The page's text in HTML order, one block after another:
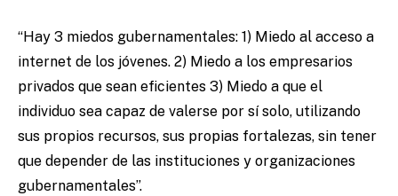
“Hay 3 miedos gubernamentales: 1) Miedo al acceso a
internet de los jóvenes. 2) Miedo a los empresarios
privados que sean eficientes 3) Miedo a que el
individuo sea capaz de valerse por sí solo, utilizando
sus propios recursos, sus propias fortalezas, sin tener
que depender de las instituciones y organizaciones
gubernamentales”.